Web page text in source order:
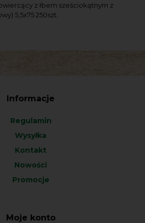
z łbem sześciokątnym z
5,5x75 250szt.
Informacje
Regulamin
Wysyłka
Kontakt
Nowości
Promocje
Moje konto